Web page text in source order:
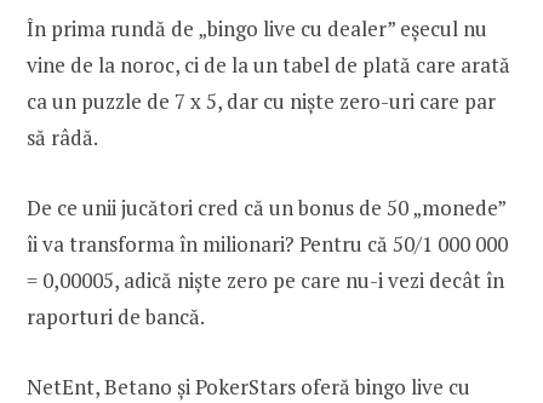
În prima rundă de „bingo live cu dealer” eșecul nu
vine de la noroc, ci de la un tabel de plată care arată
ca un puzzle de 7 x 5, dar cu niște zero-uri care par
să râdă.
De ce unii jucători cred că un bonus de 50 „monede”
îi va transforma în milionari? Pentru că 50/1 000 000
= 0,00005, adică niște zero pe care nu-i vezi decât în
raporturi de bancă.
NetEnt, Betano și PokerStars oferă bingo live cu